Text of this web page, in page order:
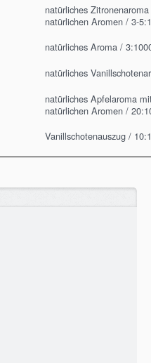
natürliches
natürlichen Aromen / 3-
natürliches Aroma /
natürliches
natürliches Apfelaroma
natürlichen Aromen /
Vanillschotenauszug /